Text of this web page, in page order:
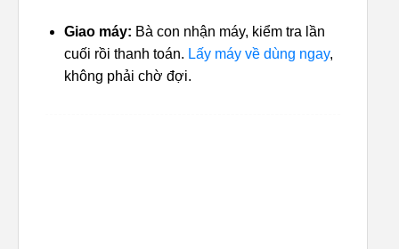
Giao máy: Bà con nhận máy, kiểm tra lần
cuối rồi thanh toán. Lấy máy về dùng ngay,
không phải chờ đợi.